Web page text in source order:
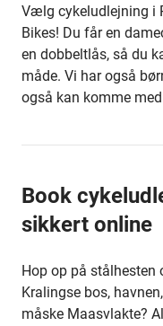
Vælg cykeludlejning i
Bikes! Du får en
en dobbeltlås, så du
måde. Vi har også
også kan komme
Book
sikkert online
Hop op på stålhesten
Kralingse bos,
måske Maasvlakte?